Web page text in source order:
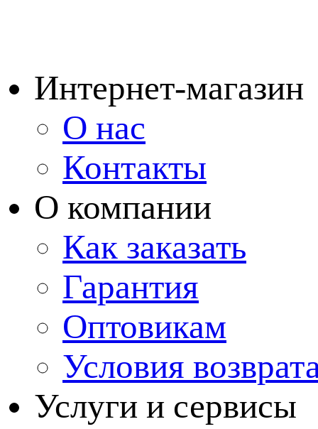
Интернет-магазин
О нас
Контакты
О компании
Как заказать
Гарантия
Оптовикам
Условия
Услуги и сервисы